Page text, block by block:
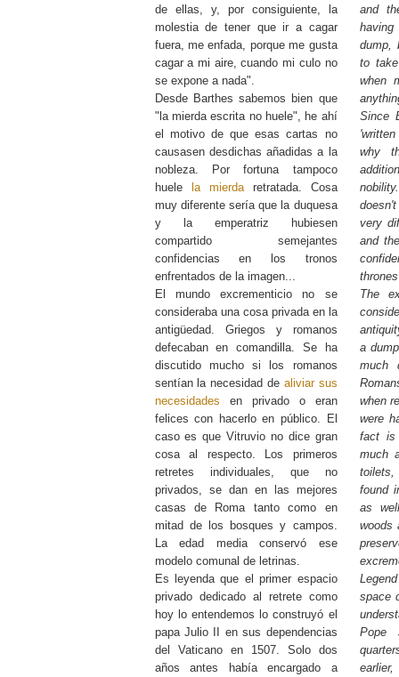
de ellas, y, por consiguiente, la
molestia de tener que ir a cagar
fuera, me enfada, porque me gusta
cagar a mi aire, cuando mi culo no
se expone a nada".
Desde Barthes sabemos bien que
"la mierda escrita no huele", he ahí
el motivo de que esas cartas no
causasen desdichas añadidas a la
nobleza. Por fortuna tampoco
huele
la mierdaretratada. Cosa
muy diferente sería que la duquesa
y la emperatriz hubiesen
compartido semejantes
confidencias en los tronos
enfrentados de la imagen...
El mundo excrementicio no se
consideraba una cosa privada en la
antigüedad. Griegos y romanos
defecaban en comandilla. Se ha
discutido mucho si los romanos
sentían la necesidad de aliviar sus
necesidades en privado o eran
felices con hacerlo en público. El
caso es que Vitruvio no dice gran
cosa al respecto. Los primeros
retretes individuales, que no
privados, se dan en las mejores
casas de Roma tanto como en
mitad de los bosques y campos.
La edad media conservó ese
modelo comunal de letrinas.
Es leyenda que el primer espacio
privado dedicado al retrete como
hoy lo entendemos lo construyó el
papa Julio II en sus dependencias
del Vaticano en 1507. Solo dos
años antes había encargado a
and
dump,
to
when
Since
why
very
and
The
a
much
when
were
fact is
much
found
as
woods
space
Pope